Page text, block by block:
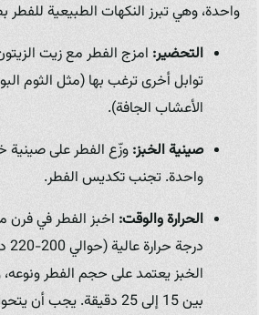
واحدة، وهي تبرز النكهات الطبيعية للفطر
التحضير:امزج الفطر مع زيت
توابل أخرى ترغب بها (مثل الثوم
الأعشاب الجافة).
صينية الخبز:وزّع الفطر على صينية
واحدة. تجنب تكديس الفطر.
الحرارة والوقت:اخبز الفطر في
الخبز يعتمد على حجم الفطر ونوعه،
بين 15 إلى 25 دقيقة. يجب